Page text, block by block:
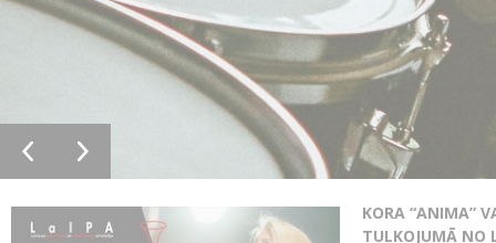
KORA “ANIMA”
TULKOJUMĀ NO